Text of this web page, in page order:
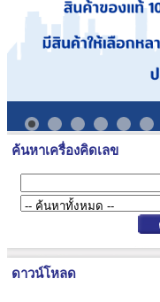
ค้นหาเครื่องคิดเลข
ดาวน์โหลด